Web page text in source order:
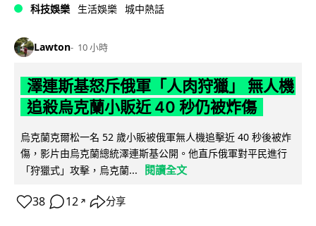
科技娛樂 生活娛樂 城中熱話
Lawton 10 小時
澤連斯基怒斥俄軍「人肉狩獵」 無人機
追殺烏克蘭小販近 40 秒仍被炸傷
烏克蘭克爾松一名 52 歲小販被俄軍無人機追擊近 40 秒後被炸
傷，影片由烏克蘭總統澤連斯基公開。他直斥俄軍對平民進行
「狩獵式」攻擊，烏克蘭...
閱讀全文
38 12 ↗ 分享